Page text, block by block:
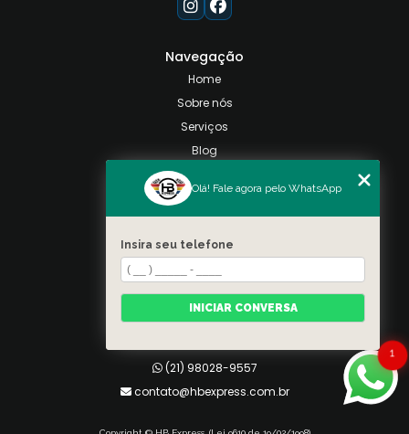
Navegação
Home
Sobre nós
Serviços
Blog
Categorias
Mapa do site
Contato
Taquara, Rio de Janeiro
(21) 98028-9557
(21) 98028-9557
contato@hbexpress.com.br
1
Olá! Fale agora pelo WhatsApp
Insira seu telefone
INICIAR CONVERSA